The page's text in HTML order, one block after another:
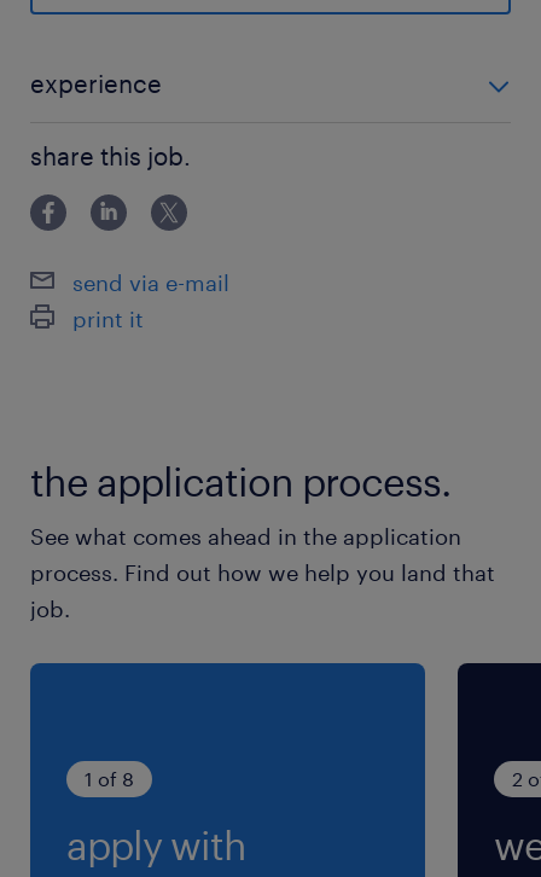
日曜日,土曜日,祝日
給与
年収400 ～ 850万円
0
雇用期間
experience
立て、提案からクロージングまで一連の営業プロセス
を遂行できる実務経験 がある方  自動化設備、機械
系、ビジョンセンサー、商社、ロボットメーカーで
share this job.
send via e-mail
print it
the application process.
See what comes ahead in the application
process. Find out how we help you land that
job.
1 of 8
apply with
2